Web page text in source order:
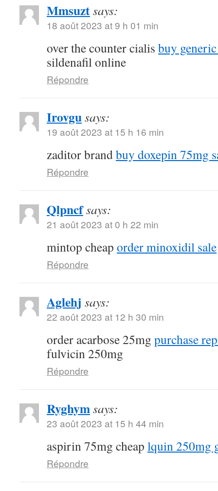
Mmsuztsays:
18 août 2023 at 9 h 01 min
over the counter cialis buy
sildenafil online
Répondre
Irovgusays:
19 août 2023 at 15 h 16 min
zaditor brandbuy doxepin 75mg
Répondre
Qlpncfsays:
21 août 2023 at 0 h 22 min
mintop cheap order minoxidil sale
Répondre
Aglehj says:
22 août 2023 at 12 h 30 min
order acarbose 25mg purchase
fulvicin 250mg
Répondre
Ryghymsays:
23 août 2023 at 15 h 44 min
aspirin 75mg cheap lquin 250mg
Répondre